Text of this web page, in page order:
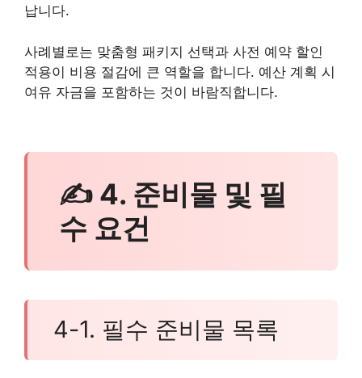
납니다.
사례별로는 맞춤형 패키지 선택과 사전 예약 할인
적용이 비용 절감에 큰 역할을 합니다. 예산 계획 시
여유 자금을 포함하는 것이 바람직합니다.
✍ 4. 준비물 및 필
수 요건
4-1. 필수 준비물 목록